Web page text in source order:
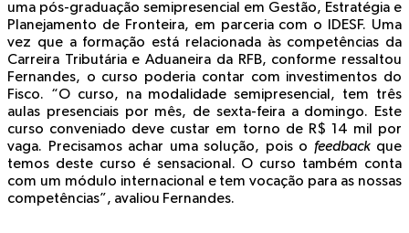
uma pós-graduação semipresencial em Gestão, Estratégia e
Planejamento de Fronteira, em parceria com o IDESF. Uma
vez que a formação está relacionada às competências da
Carreira Tributária e Aduaneira da RFB, conforme ressaltou
Fernandes, o curso poderia contar com investimentos do
Fisco. “O curso, na modalidade semipresencial, tem três
aulas presenciais por mês, de sexta-feira a domingo. Este
curso conveniado deve custar em torno de R$ 14 mil por
vaga. Precisamos achar uma solução, pois o feedbackque
temos deste curso é sensacional. O curso também conta
com um módulo internacional e tem vocação para as nossas
competências”, avaliou Fernandes.